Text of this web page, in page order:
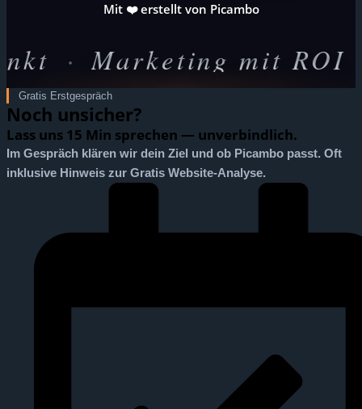
Mit ❤️ erstellt von Picambo
· Marketing mit ROI ·
Gratis Erstgespräch
Noch unsicher?
Lass uns 15 Min sprechen — unverbindlich.
Im Gespräch klären wir dein Ziel und ob Picambo passt. Oft
inklusive Hinweis zur Gratis Website-Analyse.